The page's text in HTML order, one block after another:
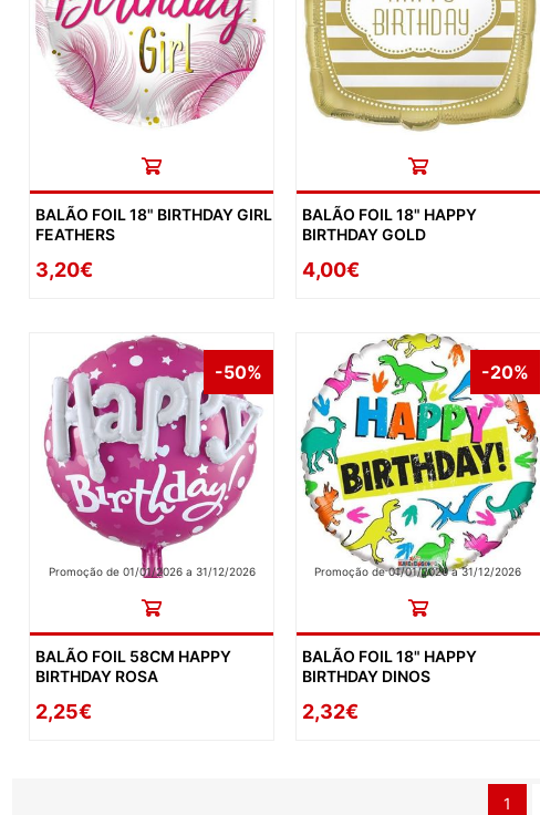
BALÃO FOIL 18" BIRTHDAY GIRL
FEATHERS
3,20€
BALÃO FOIL 18" HAPPY
BIRTHDAY GOLD
4,00€
-50%
Promoção de 01/01/2026 a 31/12/2026
BALÃO FOIL 58CM HAPPY
BIRTHDAY ROSA
2,25€
-20%
Promoção de 01/01/2026 a 31/12/2026
BALÃO FOIL 18" HAPPY
BIRTHDAY DINOS
2,32€
1